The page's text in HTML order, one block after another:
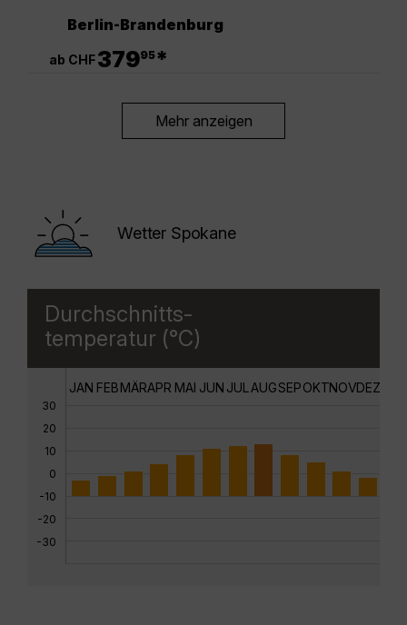
Berlin-Brandenburg
ab CHF37995*
Mehr anzeigen
Wetter Spokane
Durchschnitts-
temperatur (°C)
30
20
10
0
-10
-20
-30
JAN FEBMÄRAPR MAI JUN JUL AUGSEPOKTNOVDEZ